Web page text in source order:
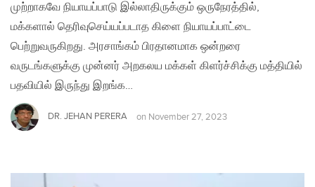
முற்றாகவே நியாயப்பாடு இல்லாதிருக்கும் ஒருநேரத்தில்,
மக்களால் தெரிவுசெய்யப்படாத கிளை நியாயப்பாட்டை
பெற்றுவருகிறது. அரசாங்கம் பிரதானமாக ஒன்றரை
வருடங்களுக்கு முன்னர் அறகலய மக்கள் கிளர்ச்சிக்கு மத்தியில்
பதவியில் இருந்து இறங்க…
DR. JEHAN PERERA on November 27, 2023